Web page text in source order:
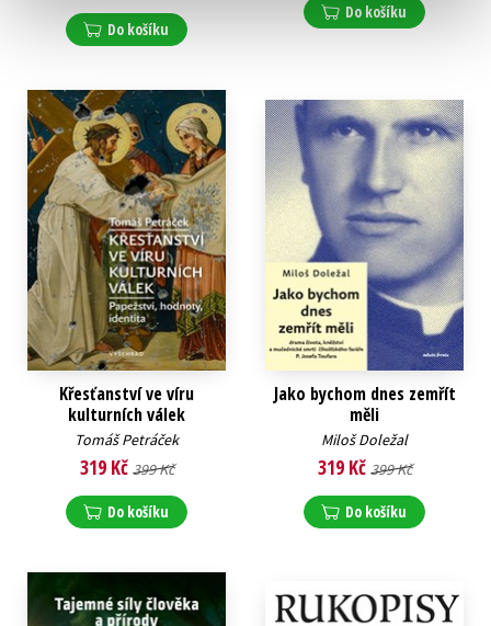
Do košíku
Do košíku
Křesťanství ve víru
kulturních válek
Tomáš Petráček
319 Kč 399 Kč
Do košíku
Jako bychom dnes zemřít
měli
Miloš Doležal
319 Kč 399 Kč
Do košíku